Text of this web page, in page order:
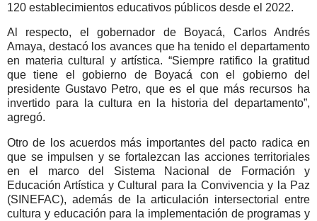
120 establecimientos educativos públicos desde el 2022.
Al respecto, el gobernador de Boyacá, Carlos Andrés
Amaya, destacó los avances que ha tenido el departamento
en materia cultural y artística. “Siempre ratifico la gratitud
que tiene el gobierno de Boyacá con el gobierno del
presidente Gustavo Petro, que es el que más recursos ha
invertido para la cultura en la historia del departamento”,
agregó.
Otro de los acuerdos más importantes del pacto radica en
que se impulsen y se fortalezcan las acciones territoriales
en el marco del Sistema Nacional de Formación y
Educación Artística y Cultural para la Convivencia y la Paz
(SINEFAC), además de la articulación intersectorial entre
cultura y educación para la implementación de programas y